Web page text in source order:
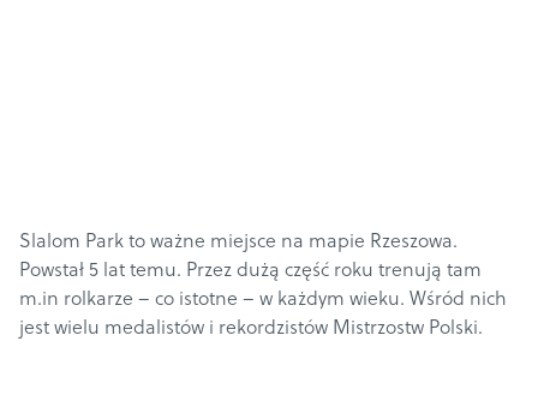
Slalom Park to ważne miejsce na mapie Rzeszowa.
Powstał 5 lat temu. Przez dużą część roku trenują tam
m.in rolkarze – co istotne – w każdym wieku. Wśród nich
jest wielu medalistów i rekordzistów Mistrzostw Polski.